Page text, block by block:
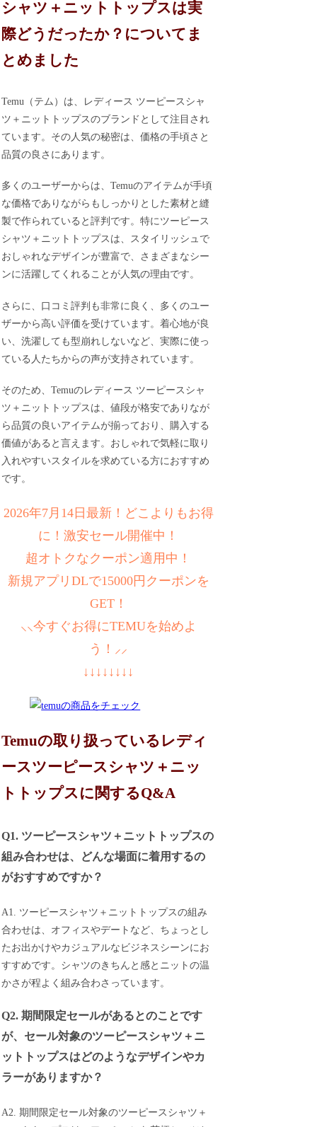
シャツ＋ニットトップスは実
際どうだったか？についてま
とめました
Temu（テム）は、レディース ツーピースシャ
ツ＋ニットトップスのブランドとして注目され
ています。その人気の秘密は、価格の手頃さと
品質の良さにあります。
多くのユーザーからは、Temuのアイテムが手頃
な価格でありながらもしっかりとした素材と縫
製で作られていると評判です。特にツーピース
シャツ＋ニットトップスは、スタイリッシュで
おしゃれなデザインが豊富で、さまざまなシー
ンに活躍してくれることが人気の理由です。
さらに、口コミ評判も非常に良く、多くのユー
ザーから高い評価を受けています。着心地が良
い、洗濯しても型崩れしないなど、実際に使っ
ている人たちからの声が支持されています。
そのため、Temuのレディース ツーピースシャ
ツ＋ニットトップスは、値段が格安でありなが
ら品質の良いアイテムが揃っており、購入する
価値があると言えます。おしゃれで気軽に取り
入れやすいスタイルを求めている方におすすめ
です。
2026年7月14日最新！どこよりもお得
に！激安セール開催中！
超オトクなクーポン適用中！
新規アプリDLで15000円クーポンを
GET！
⸜⸜今すぐお得にTEMUを始めよ
う！⸝⸝
↓↓↓↓↓↓↓↓
Temuの取り扱っているレディ
ースツーピースシャツ＋ニッ
トトップスに関するQ&A
Q1. ツーピースシャツ＋ニットトップスの
組み合わせは、どんな場面に着用するの
がおすすめですか？
A1. ツーピースシャツ＋ニットトップスの組み
合わせは、オフィスやデートなど、ちょっとし
たお出かけやカジュアルなビジネスシーンにお
すすめです。シャツのきちんと感とニットの温
かさが程よく組み合わさっています。
Q2. 期間限定セールがあるとのことです
が、セール対象のツーピースシャツ＋ニ
ットトップスはどのようなデザインやカ
ラーがありますか？
A2. 期間限定セール対象のツーピースシャツ＋